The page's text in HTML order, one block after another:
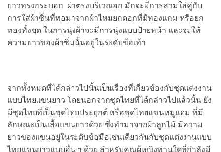
ยาวทรงกระบอก ผ่าตรงบริเวณอก มักจะมีการสวมใส่คู่กับ
การใส่ผ้าซิ่นที่ทอมาจากผ้าไหมยกดอกที่มีทองแกม หรือยก
ทองทั้งชุด ในการนุ่งผ้าจะมีการนุ่งแบบป้ายหน้า และจะให้
ความยาวของผ้าซิ่นนั้นอยู่ในระดับข้อเท้า
จากทั้งหมดที่ได้กล่าวไปนั้นเป็นเรื่องที่เกี่ยวข้องกับชุดแต่งงาน
แบบไทยแขนยาว โดยนอกจากชุดไทยที่ได้กล่าวไปแล้วนั้น ยัง
มีชุดไทยที่เป็นชุดไทยประยุกต์ หรือชุดไทยแขนหมูแฮม ที่มี
ลักษณะเป็นเสื้อแขนยาวด้วย ซึ่งทำมาจากผ้าลูกไม้ มีความ
ยาวของแขนอยู่ในระดับข้อมือเช่นเดียวกันกับชุดแต่งงานแบบ
ไทยแขนยาวแบบอื่น ๆ ด้วย สำหรับคุณผู้หญิงท่านใดที่กำลังมี